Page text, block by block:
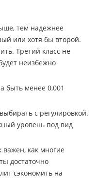
тем надежнее
или хотя бы второй.
Третий класс не
неизбежно
быть менее 0,001
с регулировкой.
уровень под вид
важен, как многие
достаточно
сэкономить на